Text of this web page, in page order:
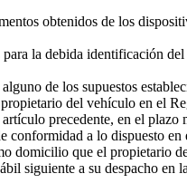
obtenidos de los
la debida identificación
de los supuestos
del vehículo en el
precedente, en el
conformidad a lo dispuesto en
domicilio que el
siguiente a su despacho en